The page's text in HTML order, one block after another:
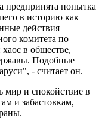
предпринята попытка
в историю как
действия
комитета по
в обществе,
Подобные
- считает он.
мир и спокойствие в
и забастовкам,